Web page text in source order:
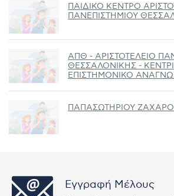
ΠΑΙΔΙΚΟ ΚΕΝΤΡΟ
ΠΑΝΕΠΙΣΤΗΜΙΟΥ
ΑΠΘ - ΑΡΙΣΤΟΤΕΛΕΙΟ
ΘΕΣΣΑΛΟΝΙΚΗΣ -
ΕΠΙΣΤΗΜΟΝΙΚΟ
ΠΑΠΑΣΩΤΗΡΙΟΥ
Εγγραφή Μέλους